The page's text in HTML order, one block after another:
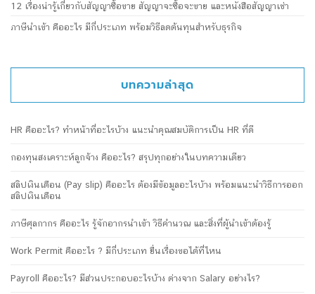
12 เรื่องน่ารู้เกี่ยวกับสัญญาซื้อขาย สัญญาจะซื้อจะขาย และหนังสือสัญญาเช่า
ภาษีนำเข้า คืออะไร มีกี่ประเภท พร้อมวิธีลดต้นทุนสำหรับธุรกิจ
บทความล่าสุด
HR คืออะไร? ทำหน้าที่อะไรบ้าง แนะนำคุณสมบัติการเป็น HR ที่ดี
กองทุนสงเคราะห์ลูกจ้าง คืออะไร? สรุปทุกอย่างในบทความเดียว
สลิปเงินเดือน (Pay slip) คืออะไร ต้องมีข้อมูลอะไรบ้าง พร้อมแนะนำวิธีการออก
สลิปเงินเดือน
ภาษีศุลกากร คืออะไร รู้จักอากรนำเข้า วิธีคำนวณ และสิ่งที่ผู้นำเข้าต้องรู้
Work Permit คืออะไร ? มีกี่ประเภท ยื่นเรื่องขอได้ที่ไหน
Payroll คืออะไร? มีส่วนประกอบอะไรบ้าง ต่างจาก Salary อย่างไร?